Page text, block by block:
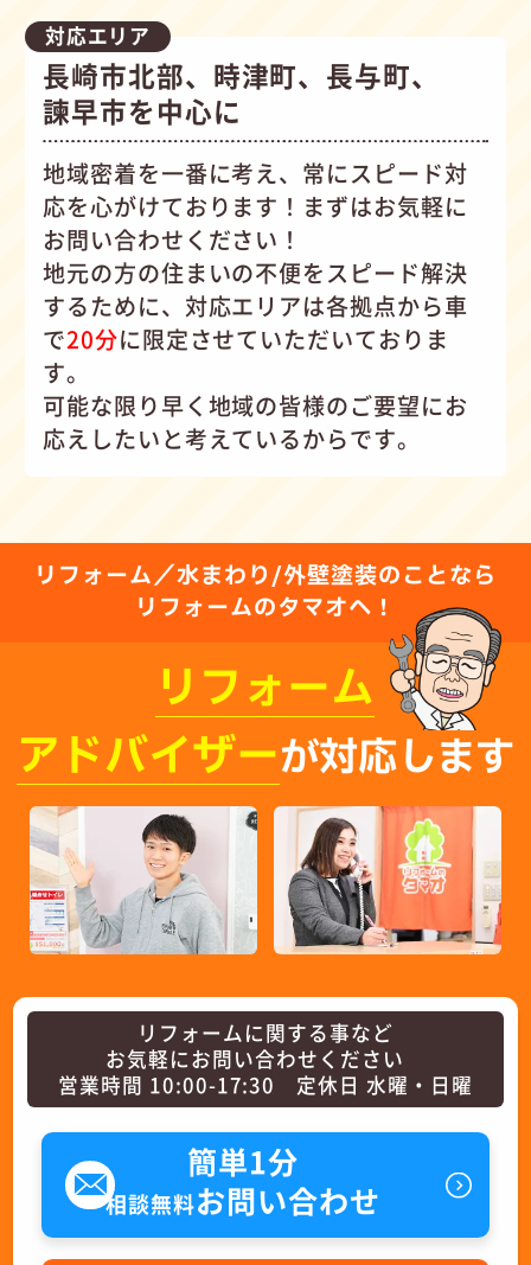
対応エリア
長崎市北部、時津町、長与町、
諫早市を中心に
地域密着を一番に考え、常にスピード対
応を心がけております！まずはお気軽に
お問い合わせください！
地元の方の住まいの不便をスピード解決
するために、対応エリアは各拠点から車
で20分に限定させていただいておりま
す。
可能な限り早く地域の皆様のご要望にお
応えしたいと考えているからです。
リフォーム／水まわり/外壁塗装のことなら
リフォームのタマオへ！
リフォーム
アドバイザーが対応します
リフォームに関する事など
お気軽にお問い合わせください
営業時間 10:00-17:30 定休日 水曜・日曜
簡単1分
相談無料お問い合わせ